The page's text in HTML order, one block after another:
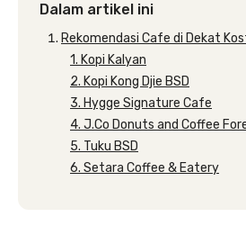
Dalam artikel ini
Rekomendasi Cafe di Dekat
1. Kopi Kalyan
2. Kopi Kong Djie BSD
3. Hygge Signature Cafe
4. J.Co Donuts and Coffee
5. Tuku BSD
6. Setara Coffee & Eatery